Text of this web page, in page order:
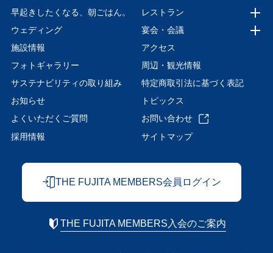
早起きしたくなる、朝ごはん。
レストラン
ウェディング
宴会・会議
施設情報
アクセス
フォトギャラリー
周辺・観光情報
サステナビリティの取り組み
特定商取引法に基づく表記
お知らせ
トピックス
よくいただくご質問
お問い合わせ
採用情報
サイトマップ
THE FUJITA MEMBERS会員ログイン
THE FUJITA MEMBERS入会のご案内